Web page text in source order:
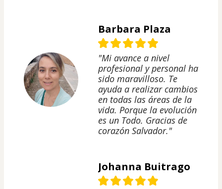
Barbara Plaza
"Mi avance a nivel
profesional y personal ha
sido maravilloso. Te
ayuda a realizar cambios
en todas las áreas de la
vida. Porque la evolución
es un Todo. Gracias de
corazón Salvador."
Johanna Buitrago